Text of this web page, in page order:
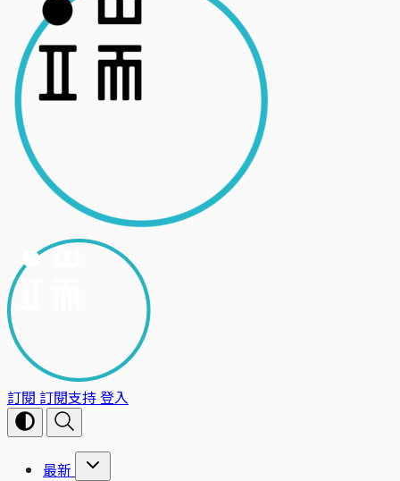
訂閱 訂閱支持登入
最新